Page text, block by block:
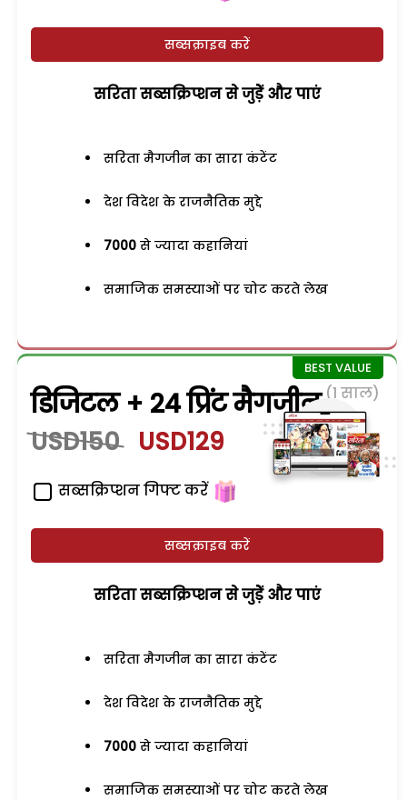
सब्सक्राइब करें
सरिता सब्सक्रिप्शन से जुड़ेें और पाएं
सरिता मैगजीन का सारा कंटेंट
देश विदेश के राजनैतिक मुद्दे
7000 से ज्यादा कहानियां
समाजिक समस्याओं पर चोट करते लेख
डिजिटल + 24 प्रिंट मैगजीन (1 साल)
USD150 USD129
सब्सक्रिप्शन गिफ्ट करें
सब्सक्राइब करें
सरिता सब्सक्रिप्शन से जुड़ेें और पाएं
सरिता मैगजीन का सारा कंटेंट
देश विदेश के राजनैतिक मुद्दे
7000 से ज्यादा कहानियां
समाजिक समस्याओं पर चोट करते लेख